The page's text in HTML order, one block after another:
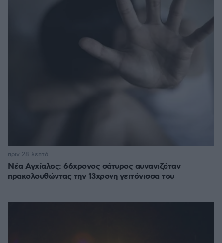
Νέα Αγχίαλος: 66χρονος σάτυρος αυνανιζόταν
πρακολουθώντας την 13χρονη γειτόνισσα του
πριν 28 λεπτά